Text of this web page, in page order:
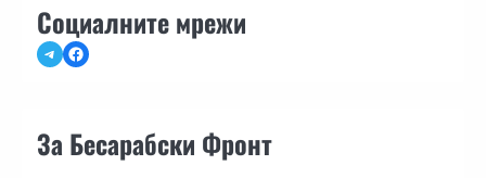
Социалните мрежи
TelegramFacebook
За Бесарабски Фронт